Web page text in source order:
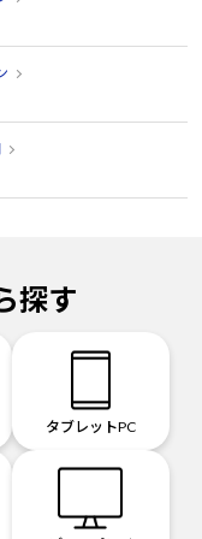
探す
タブレットPC